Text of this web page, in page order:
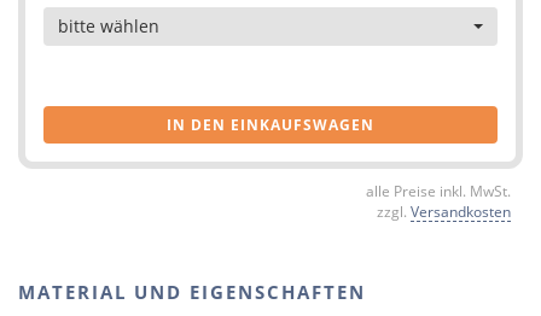
Artikel
bitte wählen
IN DEN EINKAUFSWAGEN
alle Preise inkl. MwSt.
zzgl. Versandkosten
MATERIAL UND EIGENSCHAFTEN